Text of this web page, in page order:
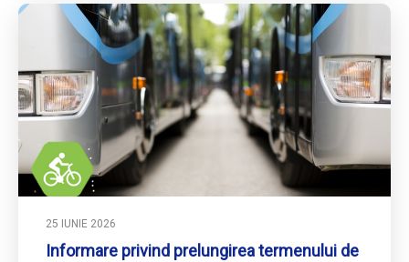
25 IUNIE 2026
Informare privind prelungirea termenului de